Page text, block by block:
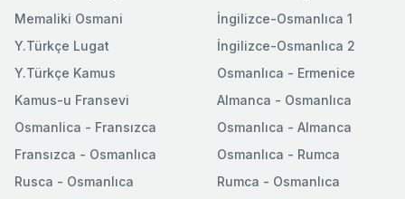
Memaliki Osmani
Y.Türkçe Lugat
Y.Türkçe Kamus
İngilizce-Osmanlıca 1
İngilizce-Osmanlıca 2
Osmanlıca - Ermenice
Kamus-u Fransevi
Osmanlica - Fransızca
Fransızca - Osmanlıca
Rusca - Osmanlıca
Almanca - Osmanlıca
Osmanlıca - Almanca
Osmanlıca - Rumca
Rumca - Osmanlıca